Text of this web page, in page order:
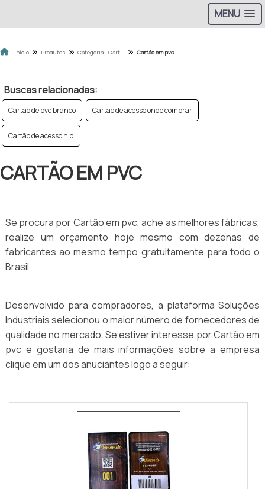
MENU
Início Produtos Categoria - Cartão de Aproximidade Cartão em pvc
Buscas relacionadas:
Cartão de pvc branco Cartão de acesso onde comprar
Cartão de acesso hid
CARTÃO EM PVC
Se procura por Cartão em pvc, ache as melhores fábricas,
realize um orçamento hoje mesmo com dezenas de
fabricantes ao mesmo tempo gratuitamente para todo o
Brasil
Desenvolvido para compradores, a plataforma Soluções
Industriais selecionou o maior número de fornecedores de
qualidade no mercado. Se estiver interesse por Cartão em
pvc e gostaria de mais informações sobre a empresa
clique em um dos anuciantes logo a seguir: